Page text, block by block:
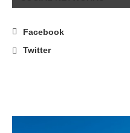
Facebook
Twitter